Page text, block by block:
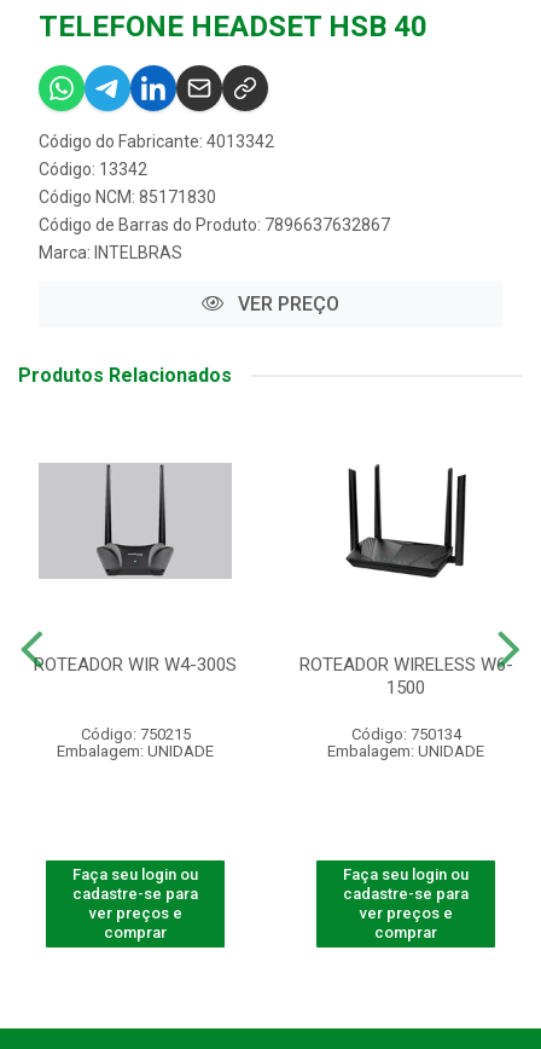
TELEFONE HEADSET HSB 40
Código do Fabricante: 4013342
Código: 13342
Código NCM: 85171830
Código de Barras do Produto: 7896637632867
Marca: INTELBRAS
VER PREÇO
Produtos Relacionados
ROTEADOR WIR W4-300S
Código: 750215
Embalagem: UNIDADE
Faça seu login ou
cadastre-se para
ver preços e
comprar
ROTEADOR WIRELESS W6-
1500
Código: 750134
Embalagem: UNIDADE
Faça seu login ou
cadastre-se para
ver preços e
comprar